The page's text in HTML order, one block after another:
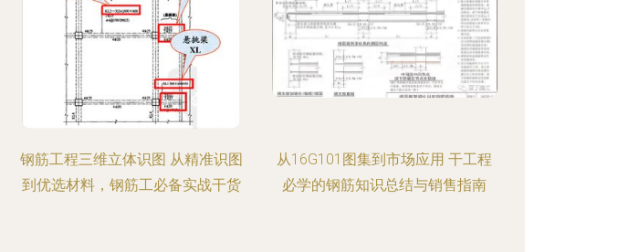
钢筋工程三维立体识图 从精准识图
到优选材料，钢筋工必备实战干货
从16G101图集到市场应用 干工程
必学的钢筋知识总结与销售指南